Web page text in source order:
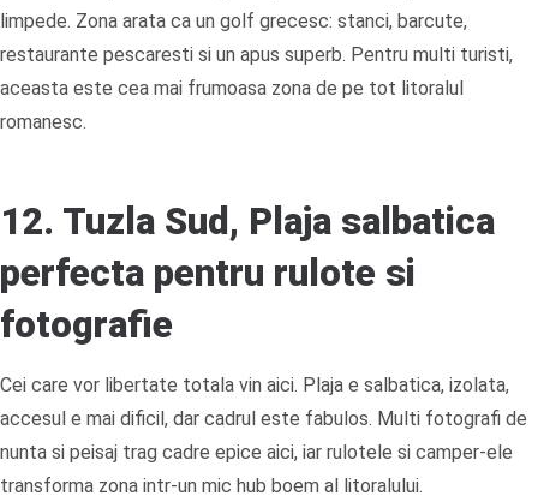
limpede. Zona arata ca un golf grecesc: stanci, barcute,
restaurante pescaresti si un apus superb. Pentru multi turisti,
aceasta este cea mai frumoasa zona de pe tot litoralul
romanesc.
12. Tuzla Sud, Plaja salbatica
perfecta pentru rulote si
fotografie
Cei care vor libertate totala vin aici. Plaja e salbatica, izolata,
accesul e mai dificil, dar cadrul este fabulos. Multi fotografi de
nunta si peisaj trag cadre epice aici, iar rulotele si camper-ele
transforma zona intr-un mic hub boem al litoralului.